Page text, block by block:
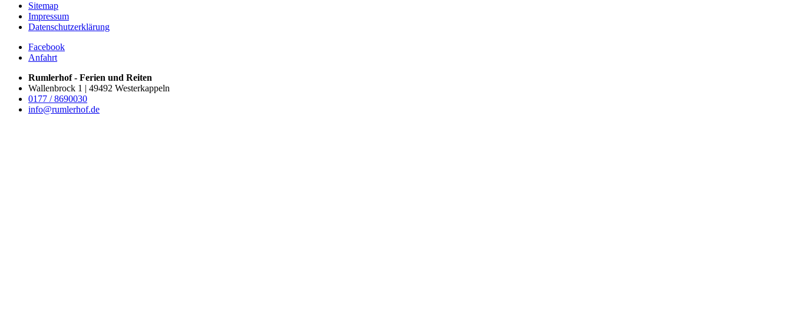
Sitemap
Impressum
Datenschutzerklärung
Facebook
Anfahrt
Rumlerhof - Ferien und Reiten
Wallenbrock 1 | 49492 Westerkappeln
0177 / 8690030
info@rumlerhof.de